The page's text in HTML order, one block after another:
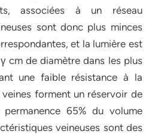
associées à un réseau
sont donc plus minces
et la lumière est
cm de diamètre dans les plus
une faible résistance à la
forment un réservoir de
65% du volume
veineuses sont des